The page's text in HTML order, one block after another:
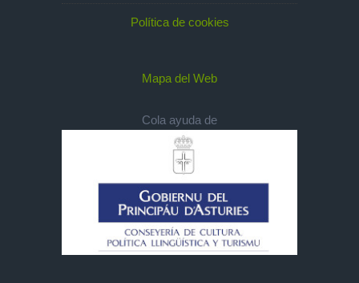
Política de cookies
Mapa del Web
Cola ayuda de